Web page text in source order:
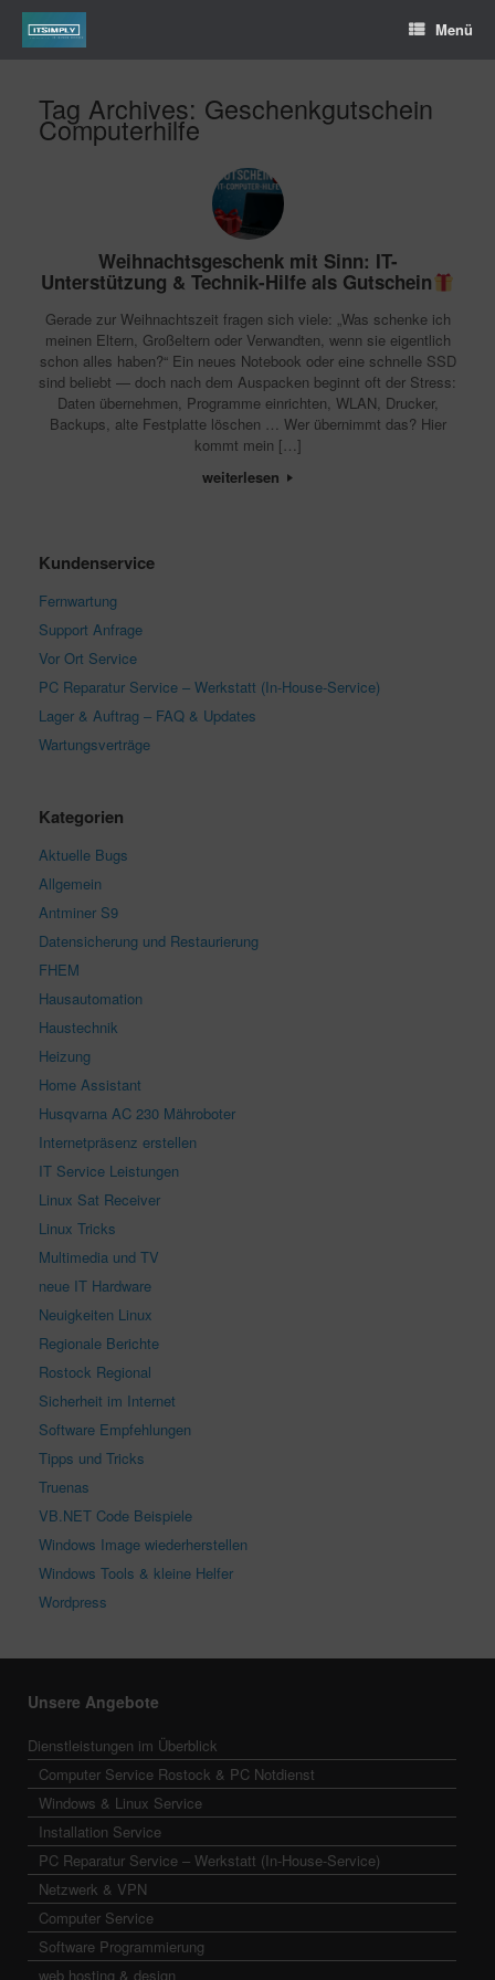
Menü
Tag Archives: Geschenkgutschein
Computerhilfe
Weihnachtsgeschenk mit Sinn: IT-
Unterstützung & Technik-Hilfe als Gutschein
Gerade zur Weihnachtszeit fragen sich viele: „Was schenke ich
meinen Eltern, Großeltern oder Verwandten, wenn sie eigentlich
schon alles haben?“ Ein neues Notebook oder eine schnelle SSD
sind beliebt — doch nach dem Auspacken beginnt oft der Stress:
Daten übernehmen, Programme einrichten, WLAN, Drucker,
Backups, alte Festplatte löschen … Wer übernimmt das? Hier
kommt mein […]
weiterlesen
Kundenservice
Fernwartung
Support Anfrage
Vor Ort Service
PC Reparatur Service – Werkstatt (In-House-Service)
Lager & Auftrag – FAQ & Updates
Wartungsverträge
Kategorien
Aktuelle Bugs
Allgemein
Antminer S9
Datensicherung und Restaurierung
FHEM
Hausautomation
Haustechnik
Heizung
Home Assistant
Husqvarna AC 230 Mähroboter
Internetpräsenz erstellen
IT Service Leistungen
Linux Sat Receiver
Linux Tricks
Multimedia und TV
neue IT Hardware
Neuigkeiten Linux
Regionale Berichte
Rostock Regional
Sicherheit im Internet
Software Empfehlungen
Tipps und Tricks
Truenas
VB.NET Code Beispiele
Windows Image wiederherstellen
Windows Tools & kleine Helfer
Wordpress
Unsere Angebote
Dienstleistungen im Überblick
Computer Service Rostock & PC Notdienst
Windows & Linux Service
Installation Service
PC Reparatur Service – Werkstatt (In-House-Service)
Netzwerk & VPN
Computer Service
Software Programmierung
web hosting & design